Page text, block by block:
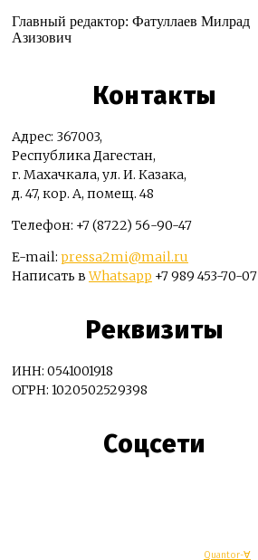
Главный редактор: Фатуллаев Милрад
Азизович
Контакты
Адрес: 367003,
Республика Дагестан,
г. Махачкала, ул. И. Казака,
д. 47, кор. А, помещ. 48
Телефон: +7 (8722) 56-90-47
E-mail: pressa2mi@mail.ru
Написать вWhatsapp +7 989 453-70-07
Реквизиты
ИНН: 0541001918
ОГРН: 1020502529398
Соцсети
Quantor-∀